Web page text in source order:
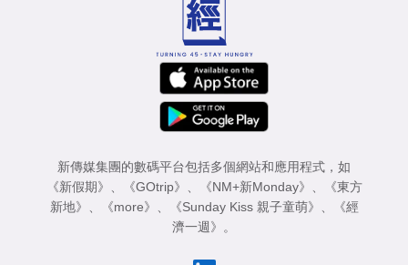
新傳媒集團的數碼平台包括多個網站和應用程式，如
《新假期》
《GOtrip》 《NM+新Monday》
《東方
新地》
《more》 《Sunday Kiss 親子童萌》
《經
濟一週》
。